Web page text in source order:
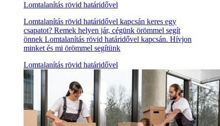
Lomtalanítás rövid határidővel
Lomtalanítás rövid határidővel kapcsán keres egy
csapatot? Remek helyen jár, cégünk örömmel segít
önnek Lomtalanítás rövid határidővel kapcsán. Hívjon
minket és mi örömmel segítünk
Lomtalanítás rövid határidővel